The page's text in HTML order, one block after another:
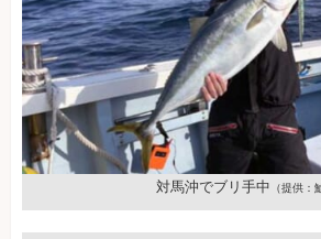
対馬沖でブリ手中 （提供：